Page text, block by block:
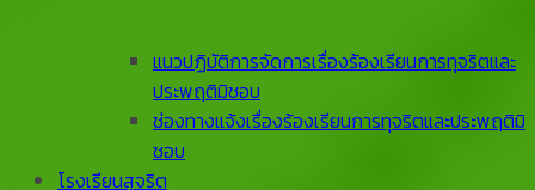
แนวปฏิบัติการจัดการเรื่องร้องเรียนการทุจริตและ
ประพฤติมิชอบ
ช่องทางแจ้งเรื่องร้องเรียนการทุจริตและประพฤติมิ
ชอบ
โรงเรียนสุจริต